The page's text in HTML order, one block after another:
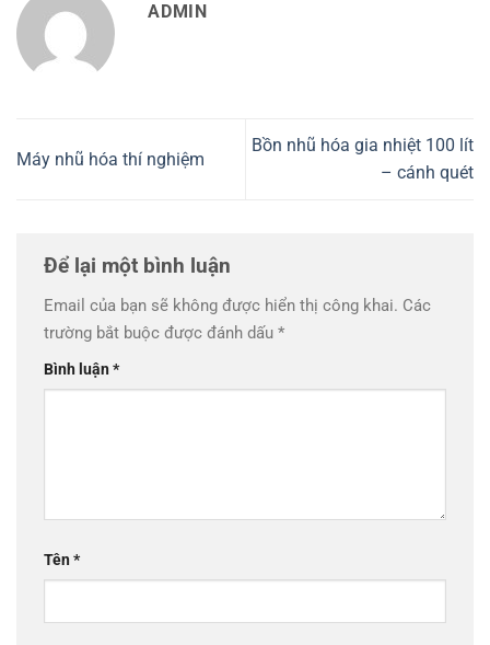
ADMIN
Máy nhũ hóa thí nghiệm
Bồn nhũ hóa gia nhiệt 100 lít
– cánh quét
Để lại một bình luận
Email của bạn sẽ không được hiển thị công khai. Các
trường bắt buộc được đánh dấu *
Bình luận*
Tên*